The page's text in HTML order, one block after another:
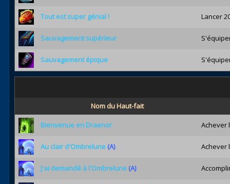
Tout est super génial ! Lancer
Sauvagement supérieur
Sauvagement épique
Nom du Haut-fait
Bienvenue en Draenor Achever
Au clair d'Ombrelune (A) Achever
J'ai demandé à l'Ombrelune (A)